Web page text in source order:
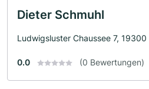
Dieter Schmuhl
Ludwigsluster Chaussee 7,
0.0 (0 Bewertungen)